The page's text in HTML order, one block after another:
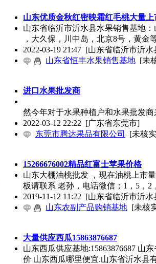
山东优质金秋红密映霜红毛桃大量上
山东省临沂市沂水县水果销售基地
，大久保，川中岛，北京8号，黄金
2022-03-19 21:47 [山东省临沂市沂水
山东省恒丰水果销售基地 [未
进口水果批发商
然今年对于水果种植户和水果批发商
2022-03-12 22:22 [广东省东莞市]
东莞市腾达果品有限公司
[未核
15266676002精品红富士苹果价格
山东大棚油桃批发 ，现在油桃上市
板请联系 老孙，电话微信；1，5，2
2019-11-12 11:22 [山东省临沂市沂水
山东农副产品购销基地 [未核
大量供应西瓜15863876687
山东西瓜供应基地:15863876687 山
价 山东西瓜哪里便宜.山东省沂水县